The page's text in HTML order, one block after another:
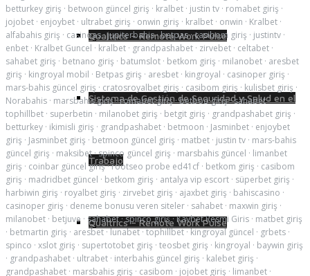
Qualtrics – Remote Work Pulse
Sistema de Gestión de Seguridad y Salud en el
Trabajo
Qualtrics – Remote Work Pulse
betturkey giriş · betwoon güncel giriş · kralbet · justin tv · romabet giriş ·
jojobet · enjoybet · ultrabet giriş · onwin giriş · kralbet · onwin · Kralbet ·
alfabahis giriş · casinoas·jupiterbahis·betpas·casibom giriş · justintv ·
enbet · Kralbet Guncel · kralbet · grandpashabet · zirvebet · celtabet ·
sahabet giriş · betnano giriş · batumslot · betkom giriş · milanobet · aresbet
giriş · kingroyal mobil · Betpas giriş · aresbet · kingroyal · casinoper giriş ·
mars-bahis güncel giriş · cratosroyalbet giriş · casibom giriş · kulisbet giriş ·
Norabahis · marsbahis giriş·romabet giriş·betboo giriş·sahabet·
tophillbet · superbetin · milanobet giriş · betgit giriş · grandpashabet giriş ·
betturkey · ikimisli giriş · grandpashabet · betmoon · Jasminbet · enjoybet
giriş · Jasminbet giriş · betmoon güncel giriş · matbet · justin tv · mars-bahis
güncel giriş · maksibet·spinco güncel giriş · marsbahis güncel · limanbet
giriş · coinbar güncel giriş·rootseo probe ed41cf · betkom giriş · casibom
giriş · madridbet güncel · betkom giriş · antalya vip escort · süperbet giriş ·
harbiwin giriş · royalbet giriş · zirvebet giriş · ajaxbet giriş · bahiscasino ·
casinoper giriş · deneme bonusu veren siteler · sahabet · maxwin giriş ·
milanobet · betjuve · sahabet·spinco giriş·Kavbet Resmi Giris · matbet giriş
· betmartin giriş · aresbet·lunabet·tophillbet·kingroyal güncel · grbets ·
spinco · xslot giriş · supertotobet giriş · teosbet giriş · kingroyal · baywin giriş
· grandpashabet · ultrabet · interbahis güncel giriş · kalebet giriş ·
grandpashabet · marsbahis giriş · casibom · jojobet giriş · limanbet ·